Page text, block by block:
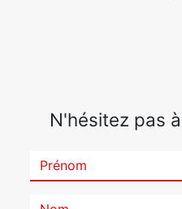
N'hésitez pas